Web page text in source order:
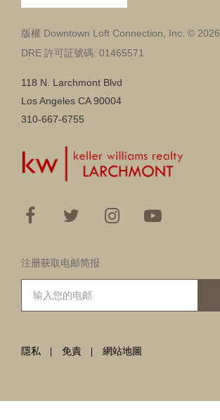
版權 Downtown Loft Connection, Inc. © 2026
DRE 許可証號碼: 01465571
118 N. Larchmont Blvd
Los Angeles CA 90004
310-667-6755
注册获取电邮简报
隱私 免責 網站地圖